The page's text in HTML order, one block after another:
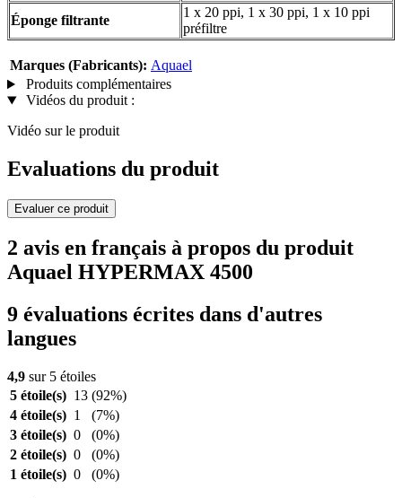
Éponge filtrante
1 x 20 ppi, 1 x 30 ppi, 1 x 10 ppi
préfiltre
Marques (Fabricants): Aquael
Produits complémentaires
Vidéos du produit :
Vidéo sur le produit
Evaluations du produit
Evaluer ce produit
2 avis en français à propos du produit
Aquael HYPERMAX 4500
9 évaluations écrites dans d'autres
langues
4,9 sur 5 étoiles
5 étoile(s) 13 (92%)
4 étoile(s) 1
(7%)
3 étoile(s) 0
(0%)
2 étoile(s) 0
(0%)
1 étoile(s) 0 (0%)